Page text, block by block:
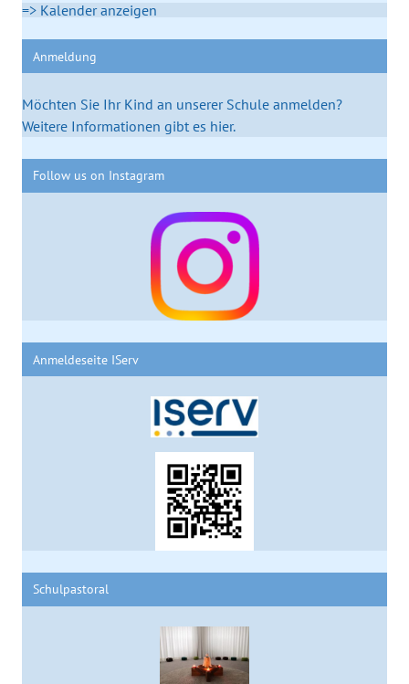
=> Kalender anzeigen
Anmeldung
Möchten Sie Ihr Kind an unserer Schule anmelden?
Weitere Informationen gibt es hier.
Follow us on Instagram
Anmeldeseite IServ
Schulpastoral